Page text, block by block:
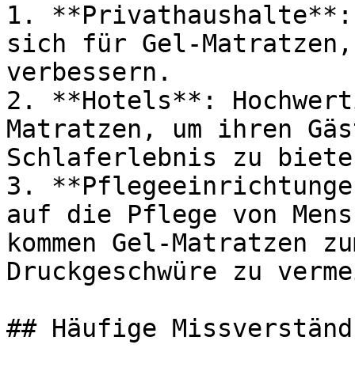
1. **Privathaushalte**:
sich für Gel-
verbessern.
2. **Hotels**:
Matratzen, um ihren
Schlaferlebnis zu
3.
auf die Pflege von
kommen Gel-Matratzen
Druckgeschwüre zu
## Häufige